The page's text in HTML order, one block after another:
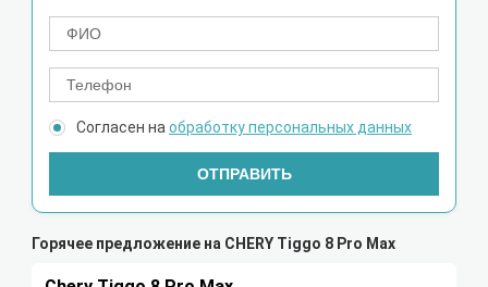
Согласен наобработку персональных данных
ОТПРАВИТЬ
Горячее предложение на CHERY Tiggo 8 Pro Max